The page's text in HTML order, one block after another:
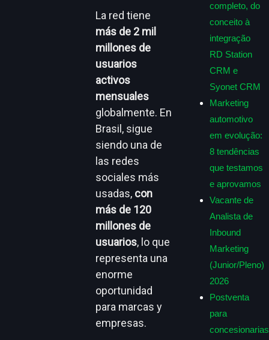
La red tiene
más de 2 mil
millones de
usuarios
activos
mensuales
globalmente. En
Brasil, sigue
siendo una de
las redes
sociales más
usadas, con
más de 120
millones de
usuarios, lo que
representa una
enorme
oportunidad
para marcas y
empresas.
completo, do
conceito à
integração
RD Station
CRM e
Syonet CRM
Marketing
automotivo
em evolução:
8 tendências
que testamos
e aprovamos
Vacante de
Analista de
Inbound
Marketing
(Junior/Pleno)
2026
Postventa
para